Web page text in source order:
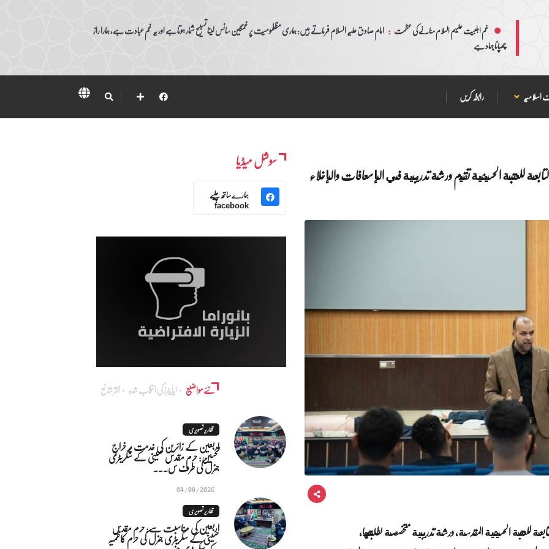
غم اہلبیت علیہم السلام منانے کی عظمت : امام صادق علیہ السلام فرماتے ہیں: ہماری مظلمومیت پر غمگین سانس لینا تسبیح شمار ہوتا ہے اور یہ غم عبادت ہے، ہمارا راز
چھپانا جہاد ہے
اسلامیہ رابطہ کریں
للعتبة الحسينية تقيم ورشة تدريبية في الإسعافات والإخلاء
الحسينية المقدسة، ورشة تدريبية متخصصة لطلبتها،
سوشل میڈیا
ہمارے ساتھ چلیے
facebook
نئے مواضیع ایڈٰیٹرز کی انتخاب شدہ اکثر شائع
تقاریر تصویری
اربعین کے زائرین کی خدمت پر خراجِ
تحسین: حرم مقدس حسینی کے سکریٹری
جنرل کی طرف س...
04/08/2026
تقاریر تصویری
اربعین کی مناسبت سے: حرم مقدس
حسینی کے سکریٹری جنرل کی حرم کاظمیہ